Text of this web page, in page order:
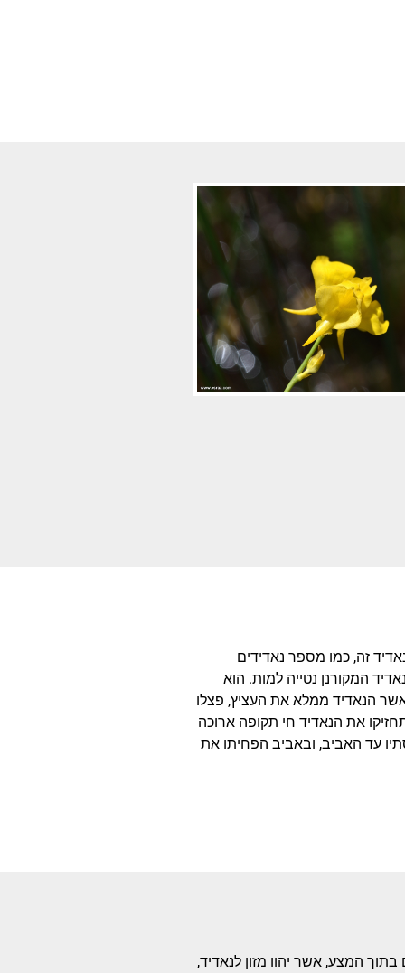
זה, כמו מספר נאדידים
המקורנן נטייה למות. הוא
הנאדיד ממלא את העציץ, פצלו
את הנאדיד חי תקופה ארוכה
עד האביב, ובאביב הפחיתו את
המצע, אשר יהוו מזון לנאדיד,